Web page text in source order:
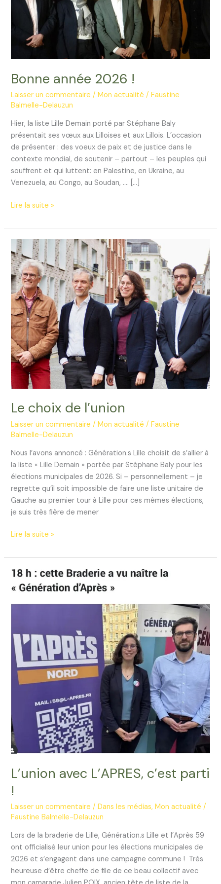
Bonne année 2026 !
Laisser un commentaire /Mon actualité /Faustine
Balmelle-Delauzun
Hier, la liste Lille Demain porté par Stéphane Baly
présentait ses vœux aux Lilloises et aux Lillois. L’occasion
de présenter : des voeux de paix et de justice dans le
contexte mondial, de soutenir – partout – les peuples qui
souffrent et qui luttent: en Palestine, en Ukraine, au
Venezuela, au Congo, au Soudan, …. […]
Bonne
2026
!
Lire la suite »
Le choix de l’union
Laisser un commentaire /Mon actualité /Faustine
Balmelle-Delauzun
Nous l’avons annoncé : Génération.s Lille choisit de s’allier à
la liste « Lille Demain » portée par Stéphane Baly pour les
élections municipales de 2026. Si – personnellement – je
regrette qu’il soit impossible de faire une liste unitaire de
Gauche au premier tour à Lille pour ces mêmes élections,
je suis très fière de mener
Le
de
l’union
Lire la suite »
L’union avec L’APRES, c’est parti
!
Laisser un commentaire /Dans les médias,Mon actualité /
Faustine Balmelle-Delauzun
Lors de la braderie de Lille, Génération.s Lille et l’Après 59
ont officialisé leur union pour les élections municipales de
2026 et s’engagent dans une campagne commune ! Très
heureuse d’être cheffe de file de ce beau collectif avec